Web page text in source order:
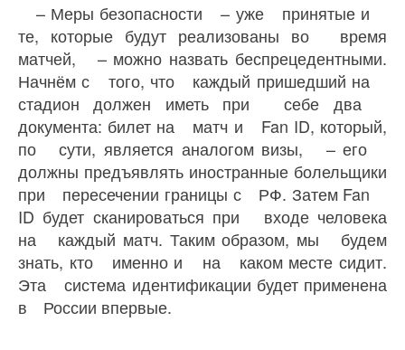
– Меры безопасности – уже принятые и
те, которые будут реализованы во время
матчей, – можно назвать беспрецедентными.
Начнём с того, что каждый пришедший на
стадион должен иметь при себе два
документа: билет на матч и Fan ID, который,
по сути, является аналогом визы, – его
должны предъявлять иностранные болельщики
при пересечении границы с РФ. Затем Fan
ID будет сканироваться при входе человека
на каждый матч. Таким образом, мы будем
знать, кто именно и на каком месте сидит.
Эта система идентификации будет применена
в России впервые.